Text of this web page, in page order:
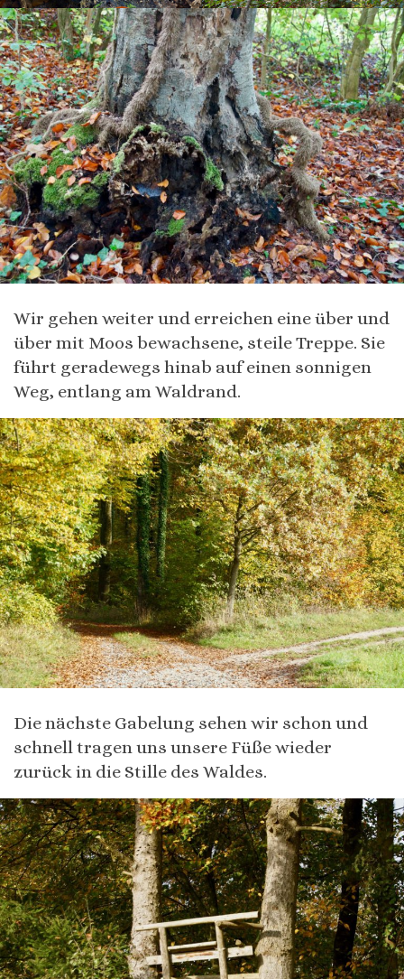
Wir gehen weiter und erreichen eine über und
über mit Moos bewachsene, steile Treppe. Sie
führt geradewegs hinab auf einen sonnigen
Weg, entlang am Waldrand.
Die nächste Gabelung sehen wir schon und
schnell tragen uns unsere Füße wieder
zurück in die Stille des Waldes.